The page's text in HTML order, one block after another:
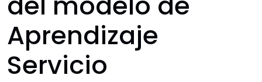
Aprendizaje
Servicio